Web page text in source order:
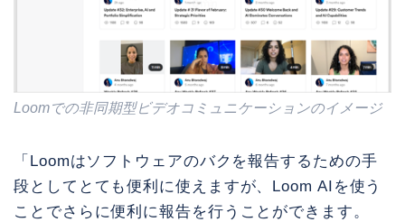
Loomでの非同期型ビデオコミュニケーションのイメージ
「Loomはソフトウェアのバクを報告するための手
段としてとても便利に使えますが、Loom AIを使う
ことでさらに便利に報告を行うことができます。